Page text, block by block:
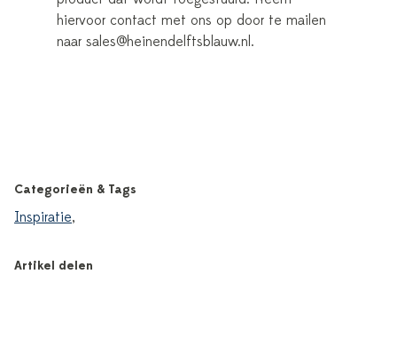
hiervoor contact met ons op door te mailen
naar sales@heinendelftsblauw.nl.
Categorieën & Tags
Inspiratie,
Artikel delen